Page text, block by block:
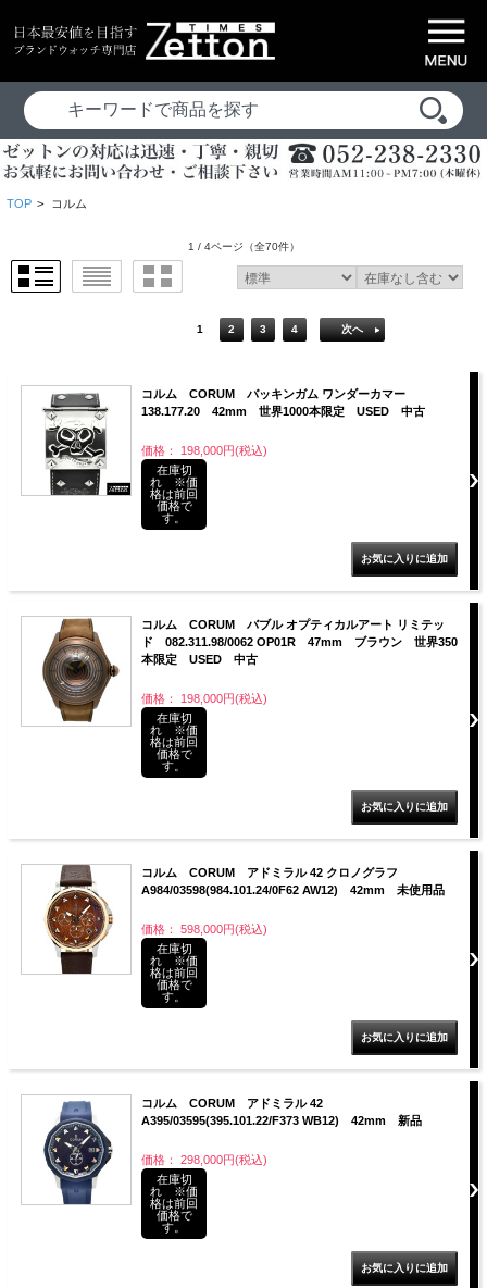
TOP > コルム
1 / 4ページ （全70件）
1 2 3 4 次へ
コルム CORUM バッキンガム ワンダーカマー
138.177.20 42mm 世界1000本限定 USED 中古
価格： 198,000円(税込)
在庫切
れ ※価
格は前回
価格で
す。
コルム CORUM バブル オプティカルアート リミテッ
ド 082.311.98/0062 OP01R 47mm ブラウン 世界350
本限定 USED 中古
価格： 198,000円(税込)
在庫切
れ ※価
格は前回
価格で
す。
コルム CORUM アドミラル 42 クロノグラフ
A984/03598(984.101.24/0F62 AW12) 42mm 未使用品
価格： 598,000円(税込)
在庫切
れ ※価
格は前回
価格で
す。
コルム CORUM アドミラル 42
A395/03595(395.101.22/F373 WB12) 42mm 新品
価格： 298,000円(税込)
在庫切
れ ※価
格は前回
価格で
す。